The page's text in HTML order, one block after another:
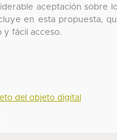
aceptación sobre
en esta propuesta,
y fácil acceso.
del objeto digital